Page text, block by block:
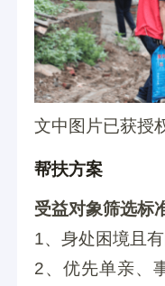
文中图片已获授
帮扶方案
受益对象筛选标
1、身处困境且
2、优先单亲、